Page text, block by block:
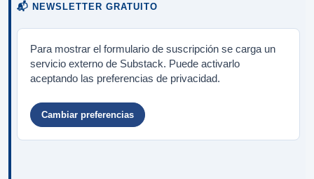
📬 NEWSLETTER GRATUITO
Para mostrar el formulario de suscripción se carga un
servicio externo de Substack. Puede activarlo
aceptando las preferencias de privacidad.
Cambiar preferencias